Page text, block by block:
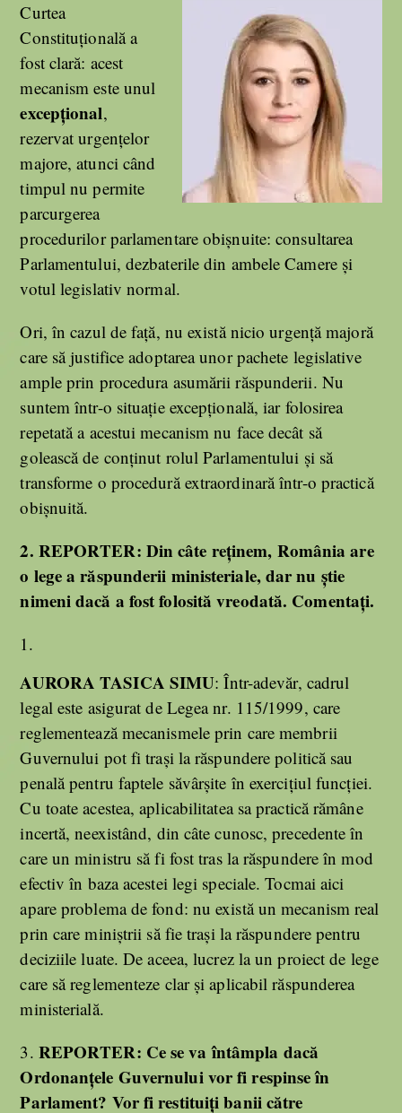
Curtea
Constituțională a
fost clară: acest
mecanism este unul
excepțional,
rezervat urgențelor
majore, atunci când
timpul nu permite
parcurgerea
procedurilor parlamentare obișnuite: consultarea
Parlamentului, dezbaterile din ambele Camere și
votul legislativ normal.
Ori, în cazul de față, nu există nicio urgență majoră
care să justifice adoptarea unor pachete legislative
ample prin procedura asumării răspunderii. Nu
suntem într-o situație excepțională, iar folosirea
repetată a acestui mecanism nu face decât să
golească de conținut rolul Parlamentului și să
transforme o procedură extraordinară într-o practică
obișnuită.
2. REPORTER: Din câte reținem, România are
o lege a răspunderii ministeriale, dar nu știe
nimeni dacă a fost folosită vreodată. Comentați.
AURORA TASICA SIMU: Într-adevăr, cadrul
legal este asigurat de Legea nr. 115/1999, care
reglementează mecanismele prin care membrii
Guvernului pot fi trași la răspundere politică sau
penală pentru faptele săvârșite în exercițiul funcției.
Cu toate acestea, aplicabilitatea sa practică rămâne
incertă, neexistând, din câte cunosc, precedente în
care un ministru să fi fost tras la răspundere în mod
efectiv în baza acestei legi speciale. Tocmai aici
apare problema de fond: nu există un mecanism real
prin care miniștrii să fie trași la răspundere pentru
deciziile luate. De aceea, lucrez la un proiect de lege
care să reglementeze clar și aplicabil răspunderea
ministerială.
3. REPORTER: Ce se va întâmpla dacă
Ordonanțele Guvernului vor fi respinse în
Parlament? Vor fi restituiți banii către